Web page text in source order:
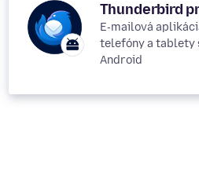
Thunderbird
E‑mailová
telefóny a tablety
Android